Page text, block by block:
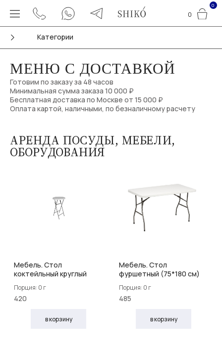
0
0
Категории
МЕНЮ С ДОСТАВКОЙ
Готовим по заказу за 48 часов
Минимальная сумма заказа 10 000 ₽
Бесплатная доставка по Москве от 15 000 ₽
Оплата картой, наличными, по безналичному расчету
АРЕНДА ПОСУДЫ, МЕБЕЛИ,
ОБОРУДОВАНИЯ
Мебель. Стол
коктейльный круглый
Порция: 0 г
420
в корзину
Мебель. Стол
фуршетный (75*180 см)
Порция: 0 г
485
в корзину